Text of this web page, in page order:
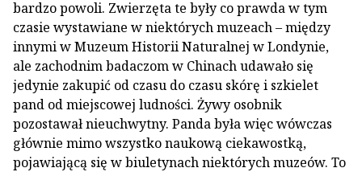
bardzo powoli. Zwierzęta te były co prawda w tym
czasie wystawiane w niektórych muzeach – między
innymi w Muzeum Historii Naturalnej w Londynie,
ale zachodnim badaczom w Chinach udawało się
jedynie zakupić od czasu do czasu skórę i szkielet
pand od miejscowej ludności. Żywy osobnik
pozostawał nieuchwytny. Panda była więc wówczas
głównie mimo wszystko naukową ciekawostką,
pojawiającą się w biuletynach niektórych muzeów. To